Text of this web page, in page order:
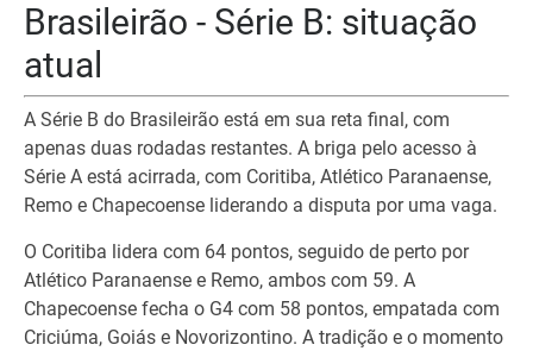
Brasileirão - Série B: situação
atual
A Série B do Brasileirão está em sua reta final, com
apenas duas rodadas restantes. A briga pelo acesso à
Série A está acirrada, com Coritiba, Atlético Paranaense,
Remo e Chapecoense liderando a disputa por uma vaga.
O Coritiba lidera com 64 pontos, seguido de perto por
Atlético Paranaense e Remo, ambos com 59. A
Chapecoense fecha o G4 com 58 pontos, empatada com
Criciúma, Goiás e Novorizontino. A tradição e o momento